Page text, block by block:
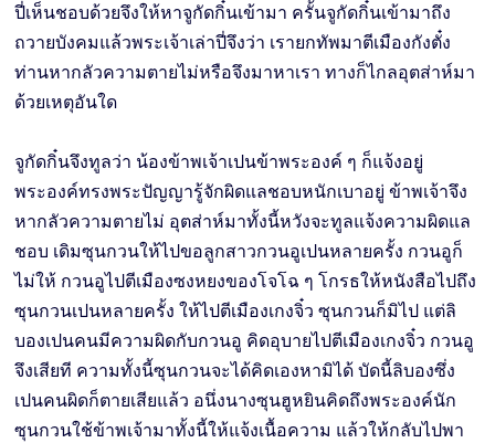
ปี่เห็นชอบด้วยจึงให้หาจูกัดกิ๋นเข้ามา ครั้นจูกัดกิ๋นเข้ามาถึง
ถวายบังคมแล้วพระเจ้าเล่าปี่จึงว่า เรายกทัพมาตีเมืองกังตั๋ง
ท่านหากลัวความตายไม่หรือจึงมาหาเรา ทางก็ไกลอุตส่าห์มา
ด้วยเหตุอันใด
จูกัดกิ๋นจึงทูลว่า น้องข้าพเจ้าเปนข้าพระองค์ ๆ ก็แจ้งอยู่
พระองค์ทรงพระปัญญารู้จักผิดแลชอบหนักเบาอยู่ ข้าพเจ้าจึง
หากลัวความตายไม่ อุตส่าห์มาทั้งนี้หวังจะทูลแจ้งความผิดแล
ชอบ เดิมซุนกวนให้ไปขอลูกสาวกวนอูเปนหลายครั้ง กวนอูก็
ไม่ให้ กวนอูไปตีเมืองซงหยงของโจโฉ ๆ โกรธให้หนังสือไปถึง
ซุนกวนเปนหลายครั้ง ให้ไปตีเมืองเกงจิ๋ว ซุนกวนก็มิไป แต่ลิ
บองเปนคนมีความผิดกับกวนอู คิดอุบายไปตีเมืองเกงจิ๋ว กวนอู
จึงเสียที ความทั้งนี้ซุนกวนจะได้คิดเองหามิได้ บัดนี้ลิบองซึ่ง
เปนคนผิดก็ตายเสียแล้ว อนึ่งนางซุนฮูหยินคิดถึงพระองค์นัก
ซุนกวนใช้ข้าพเจ้ามาทั้งนี้ให้แจ้งเนื้อความ แล้วให้กลับไปพา